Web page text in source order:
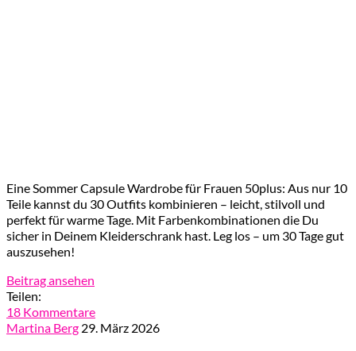
Eine Sommer Capsule Wardrobe für Frauen 50plus: Aus nur 10
Teile kannst du 30 Outfits kombinieren – leicht, stilvoll und
perfekt für warme Tage. Mit Farbenkombinationen die Du
sicher in Deinem Kleiderschrank hast. Leg los – um 30 Tage gut
auszusehen!
Beitrag ansehen
Teilen:
18 Kommentare
Martina Berg 29. März 2026